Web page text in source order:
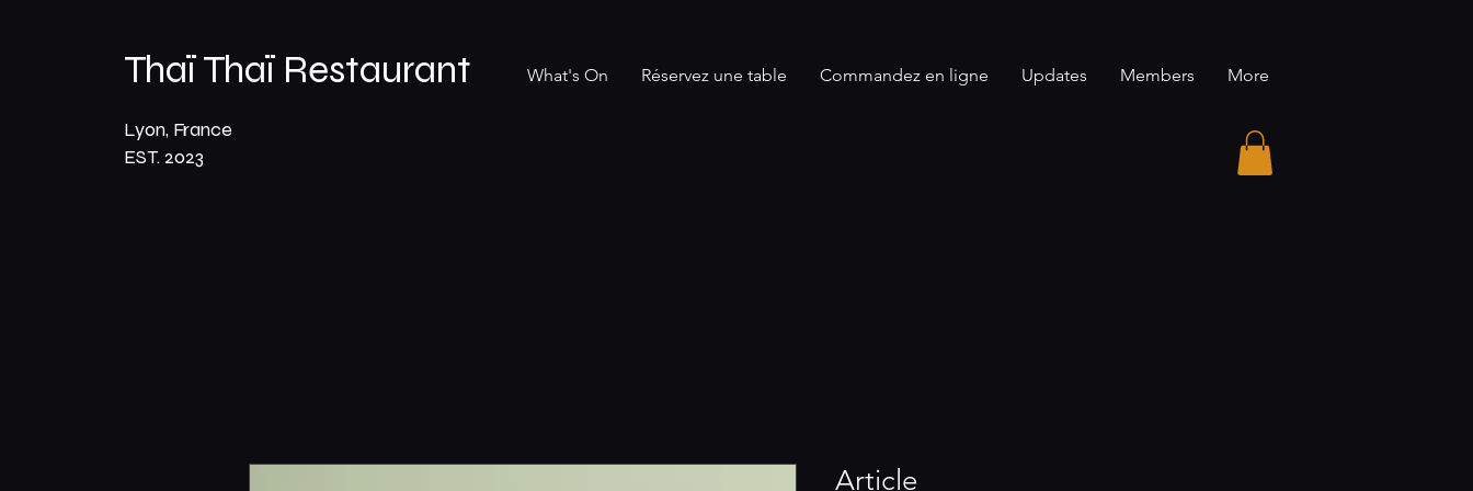
Thaï Thaï Restaurant
Lyon, France
EST. 2023
What's On Réservez une table Commandez en ligne Updates Members More
Article